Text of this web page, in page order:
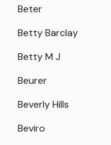
Beter
Betty Barclay
Betty M J
Beurer
Beverly Hills
Beviro